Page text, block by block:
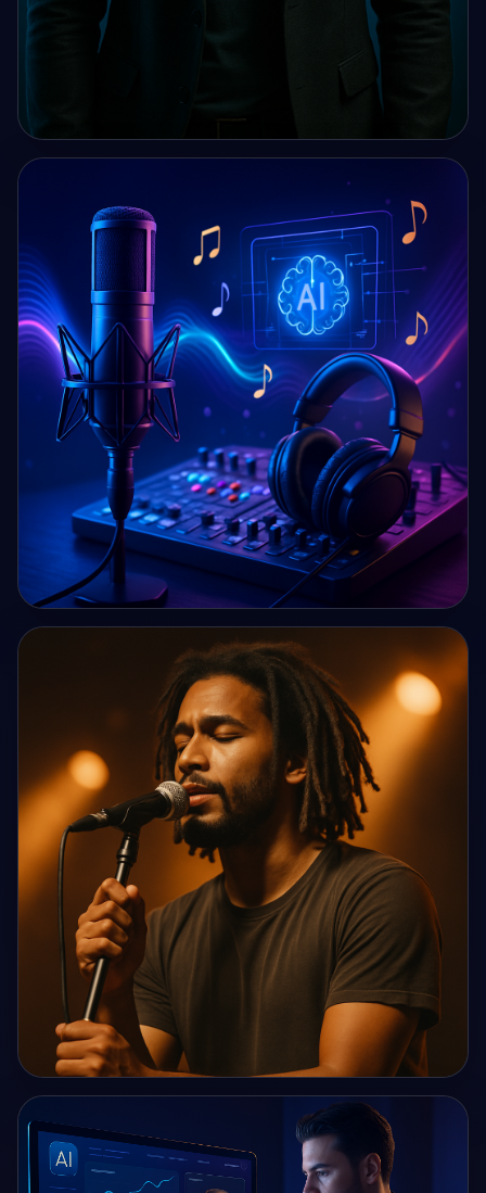
Un homme debout face à une lumière bleue futuriste,
ambiance studio IA premium,...
Image premium pour une plateforme SaaS d’intelligence
artificielle musicale nomm...
Créer un cover musicale réaliste montrant un chanteur sur
scène, en live, avec u...